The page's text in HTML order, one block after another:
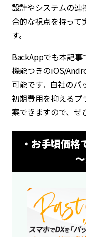
設計やシステムの連
合的な視点を持って
す。
BackAppでも本記事
機能つきのiOS/
可能です。自社のパ
初期費用を抑えるプ
案できますので、ぜ
・お手頃価